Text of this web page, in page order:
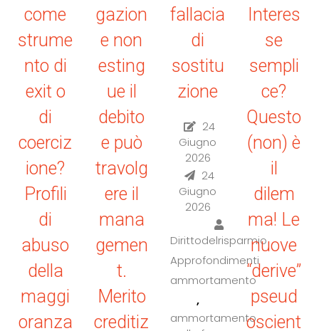
come
strume
nto di
exit o
di
coerciz
ione?
Profili
di
abuso
della
maggi
oranza
gazion
e non
esting
ue il
debito
e può
travolg
ere il
mana
gemen
t.
Merito
creditiz
fallacia
di
sostitu
zione
24
Giugno
2026
24
Giugno
2026
Dirittodelrisparmio
Approfondimenti
ammortamento
,
ammortamento
Interes
se
sempli
ce?
Questo
(non) è
il
dilem
ma! Le
nuove
“derive”
pseud
oscient